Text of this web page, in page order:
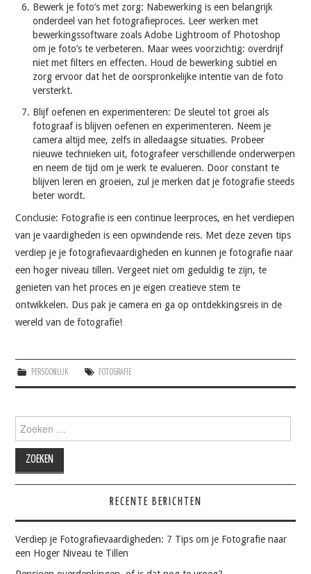
Bewerk je foto’s met zorg: Nabewerking is een belangrijk
onderdeel van het fotografieproces. Leer werken met
bewerkingssoftware zoals Adobe Lightroom of Photoshop
om je foto’s te verbeteren. Maar wees voorzichtig: overdrijf
niet met filters en effecten. Houd de bewerking subtiel en
zorg ervoor dat het de oorspronkelijke intentie van de foto
versterkt.
Blijf oefenen en experimenteren: De sleutel tot groei als
fotograaf is blijven oefenen en experimenteren. Neem je
camera altijd mee, zelfs in alledaagse situaties. Probeer
nieuwe technieken uit, fotografeer verschillende onderwerpen
en neem de tijd om je werk te evalueren. Door constant te
blijven leren en groeien, zul je merken dat je fotografie steeds
beter wordt.
Conclusie: Fotografie is een continue leerproces, en het verdiepen
van je vaardigheden is een opwindende reis. Met deze zeven tips
verdiep je je fotografievaardigheden en kunnen je fotografie naar
een hoger niveau tillen. Vergeet niet om geduldig te zijn, te
genieten van het proces en je eigen creatieve stem te
ontwikkelen. Dus pak je camera en ga op ontdekkingsreis in de
wereld van de fotografie!
PERSOONLIJK FOTOGRAFIE
naar:
RECENTE BERICHTEN
Verdiep je Fotografievaardigheden: 7 Tips om je Fotografie naar
een Hoger Niveau te Tillen